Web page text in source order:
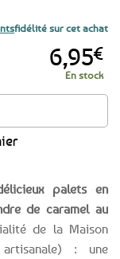
palets en
de caramel au
de la Maison
artisanale) : une
6,95€
En stock
- 125g
fidélité sur cet achat